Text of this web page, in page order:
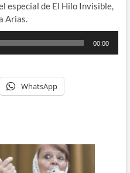
especial de El Hilo Invisible,
Arias.
00:00
WhatsApp